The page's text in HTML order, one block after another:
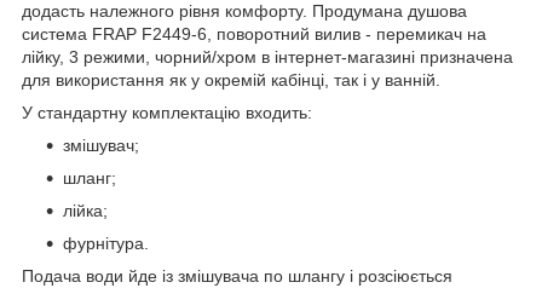
додасть належного рівня комфорту. Продумана душова
система FRAP F2449-6, поворотний вилив - перемикач на
лійку, 3 режими, чорний/хром в інтернет-магазині призначена
для використання як у окремій кабінці, так і у ванній.
У стандартну комплектацію входить:
змішувач;
шланг;
лійка;
фурнітура.
Подача води йде із змішувача по шлангу і розсіюється